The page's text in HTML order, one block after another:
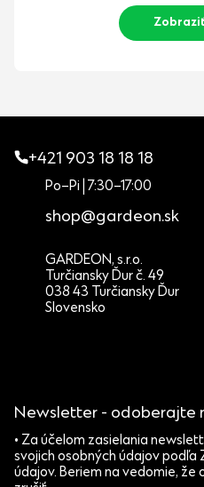
+421 903 18 18 18
Po–Pi | 7:30–17:00
shop@gardeon.sk
GARDEON, s.r.o.
Turčiansky Ďur č. 49
038 43 Turčiansky Ďur
Slovensko
Newsletter - odoberajte
• Za účelom zasielania
svojich osobných údajov podľa
údajov. Beriem na vedomie,